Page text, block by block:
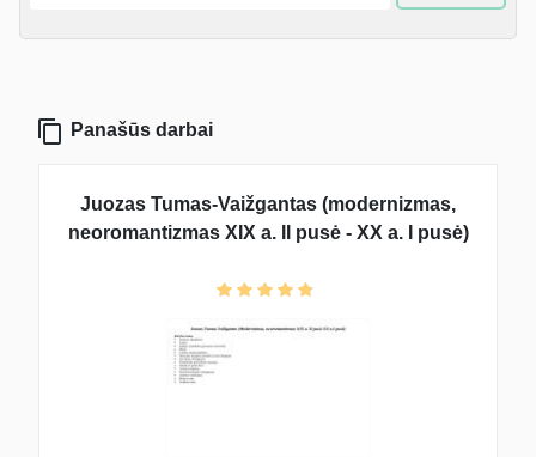
Panašūs darbai
Juozas Tumas-Vaižgantas (modernizmas,
neoromantizmas XIX a. II pusė - XX a. I pusė)